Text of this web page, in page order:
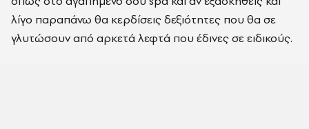
λίγο παραπάνω θα κερδίσεις δεξιότητες που θα σε
γλυτώσουν από αρκετά λεφτά που έδινες σε ειδικούς.